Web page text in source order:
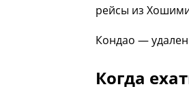
рейсы из
Кондао —
Когда